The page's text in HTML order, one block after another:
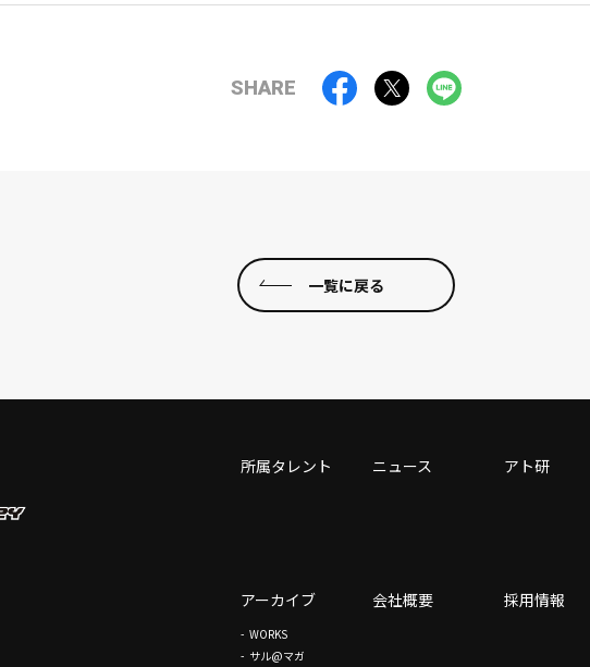
SHARE
一覧に戻る
所属タレント ニュース アト研
アーカイブ
WORKS
サル@マガ
会社概要 採用情報